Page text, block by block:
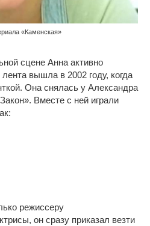
«Каменская»
сцене Анна активно
вышла в 2002 году, когда
Она снялась у Александра
Вместе с ней играли
режиссеру
он сразу приказал везти